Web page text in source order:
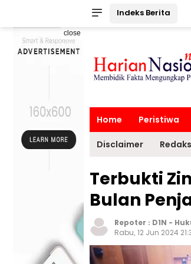
Indeks Berita
close
Home Peristiwa
Disclaimer
Terbukti
Bulan
Repoter : D1N -
Rabu, 12 Jun 2024